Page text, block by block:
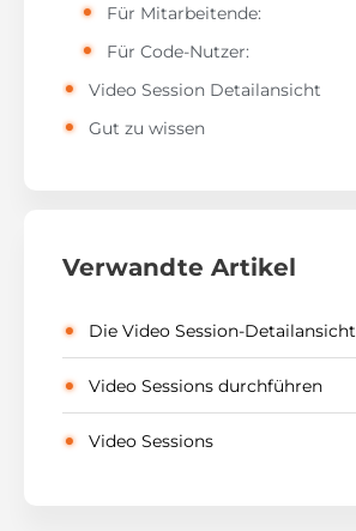
Für Mitarbeitende:
Für Code-Nutzer:
Video Session Detailansicht
Gut zu wissen
Verwandte Artikel
Die Video Session-Detailansicht
Video Sessions durchführen
Video Sessions